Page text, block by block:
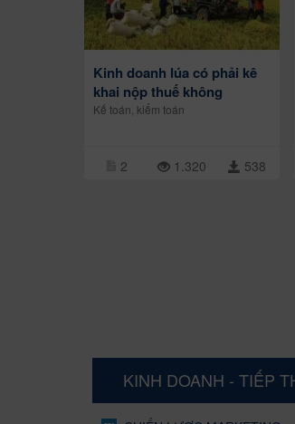
Kinh doanh lúa có phải kê
khai nộp thuế không
Kế toán, kiểm toán
2 1.320 538
KINH DOANH - TIẾP